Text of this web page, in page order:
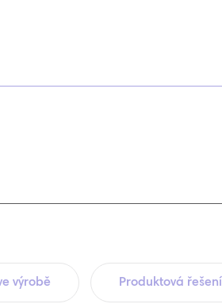
výrobě Produktová řešení